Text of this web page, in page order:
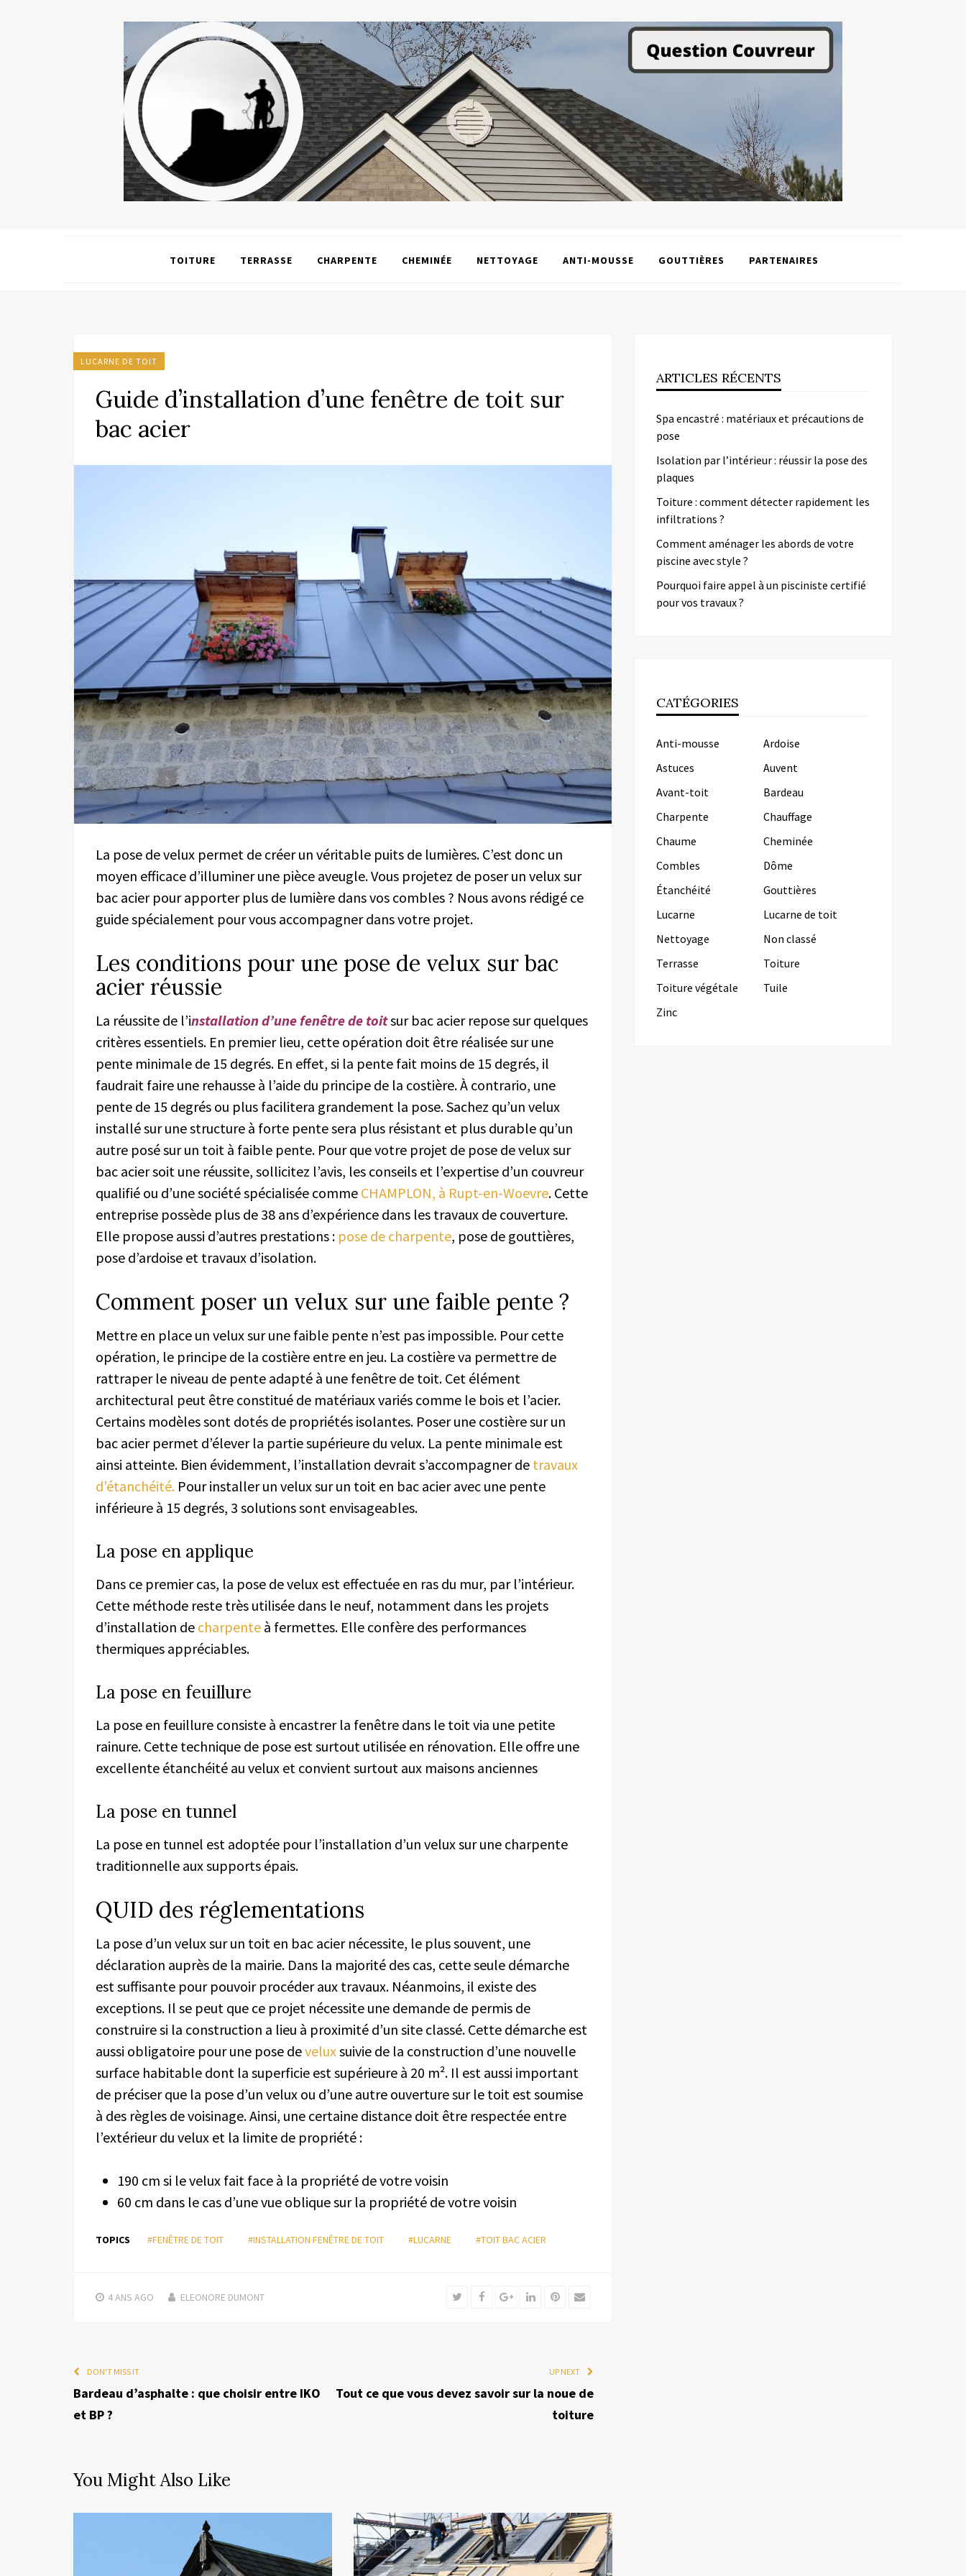
TOITURE TERRASSE CHARPENTE CHEMINÉE NETTOYAGE ANTI-MOUSSE GOUTTIÈRES PARTENAIRES
LUCARNE DE TOIT
Guide d’installation d’une fenêtre de toit sur
bac acier
La pose de velux permet de créer un véritable puits de lumières. C’est donc un
moyen efficace d’illuminer une pièce aveugle. Vous projetez de poser un velux sur
bac acier pour apporter plus de lumière dans vos combles ? Nous avons rédigé ce
guide spécialement pour vous accompagner dans votre projet.
Les conditions pour une pose de velux sur bac
acier réussie
La réussite de l’installation d’une fenêtre de toitsur bac acier repose sur quelques
critères essentiels. En premier lieu, cette opération doit être réalisée sur une
pente minimale de 15 degrés. En effet, si la pente fait moins de 15 degrés, il
faudrait faire une rehausse à l’aide du principe de la costière. À contrario, une
pente de 15 degrés ou plus facilitera grandement la pose. Sachez qu’un velux
installésur unestructure à forte pente sera plus résistant et plus durable qu’un
autre posé sur un toit à faible pente. Pour que votre projet de pose de velux sur
bac acier soit une réussite, sollicitez l’avis, les conseils et l’expertise d’un couvreur
qualifié ou d’une société spécialisée comme CHAMPLON, à Rupt-en-Woevre. Cette
entreprise possède plus de 38 ans d’expérience dans les travaux de couverture.
Elle propose aussi d’autres prestations : pose de charpente, pose de gouttières,
pose d’ardoise et travaux d’isolation.
Comment poser un velux sur une faible pente ?
Mettre en place un velux sur une faible pente n’est pas impossible. Pour cette
opération, le principe de la costière entre en jeu. La costière va permettre de
rattraper le niveau de pente adapté à une fenêtre de toit. Cet élément
architectural peut être constitué de matériaux variés comme le bois et l’acier.
Certains modèles sont dotés de propriétés isolantes. Poser une costière sur un
bac acier permet d’élever la partie supérieure du velux. La pente minimale est
ainsi atteinte. Bien évidemment, l’installation devrait s’accompagner de travaux
d’étanchéité. Pour installer un velux sur un toit en bac acier avec une pente
inférieure à 15 degrés, 3 solutions sont envisageables.
La pose en applique
Dans ce premier cas, la pose de velux est effectuée en ras du mur, par l’intérieur.
Cette méthode reste très utilisée dans le neuf, notamment dans les projets
d’installation de charpente à fermettes. Elle confère des performances
thermiques appréciables.
La pose en feuillure
La pose en feuillure consiste à encastrer la fenêtre dans le toit via une petite
rainure. Cette technique de pose est surtout utilisée en rénovation. Elle offre une
excellente étanchéité au velux et convient surtout aux maisons anciennes
La pose en tunnel
La pose en tunnel est adoptée pour l’installation d’un velux sur une charpente
traditionnelle aux supports épais.
QUID des réglementations
La pose d’un velux sur un toit en bac acier nécessite, le plus souvent, une
déclaration auprès de la mairie. Dans la majorité des cas, cette seule démarche
est suffisante pour pouvoir procéder aux travaux. Néanmoins, il existe des
exceptions. Il se peut que ce projet nécessite une demande de permis de
construire si la construction a lieu à proximité d’un site classé. Cette démarche est
aussi obligatoire pour une pose develuxsuivie de la construction d’une nouvelle
surface habitable dont la superficie est supérieure à 20 m². Il est aussi important
de préciser que la pose d’un velux ou d’une autre ouverture sur le toit est soumise
à des règles de voisinage. Ainsi, une certaine distance doit être respectée entre
l’extérieur du velux et la limite de propriété :
190 cm si le velux fait face à la propriété de votre voisin
60 cm dans le cas d’une vue oblique sur la propriété de votre voisin
TOPICS #FENÊTRE DE TOIT #INSTALLATION FENÊTRE DE TOIT #LUCARNE #TOIT BAC ACIER
4 ANS AGO ELEONORE DUMONT TwitterFacebookGoogle+LinkedInPinterest
Email
DON'T MISS IT
Bardeau d’asphalte : que choisir entre IKO
et BP ?
UP NEXT
Tout ce que vous devez savoir sur la noue de
toiture
You Might Also Like
ARTICLES RÉCENTS
Spa encastré : matériaux et précautions de
pose
Isolation par l’intérieur : réussir la pose des
plaques
Toiture : comment détecter rapidement les
infiltrations ?
Comment aménager les abords de votre
piscine avec style ?
Pourquoi faire appel à un pisciniste certifié
pour vos travaux ?
CATÉGORIES
Anti-mousse
Ardoise
Astuces
Auvent
Avant-toit
Bardeau
Charpente
Chauffage
Chaume
Cheminée
Combles
Dôme
Étanchéité
Gouttières
Lucarne
Lucarne de toit
Nettoyage
Non classé
Terrasse
Toiture
Toiture végétale
Tuile
Zinc